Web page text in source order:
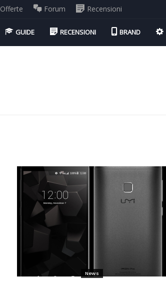
Offerte Forum Recensioni
GUIDE RECENSIONI BRAND
News